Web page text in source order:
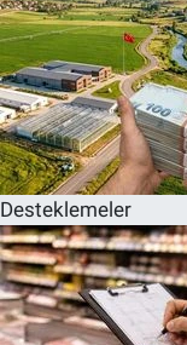
Desteklemeler